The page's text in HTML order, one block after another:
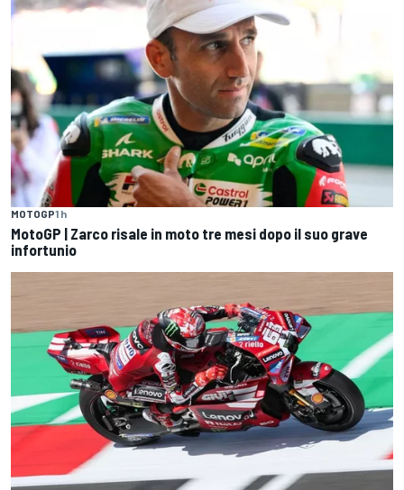
MOTOGP1 h
MotoGP | Zarco risale in moto tre mesi dopo il suo grave
infortunio